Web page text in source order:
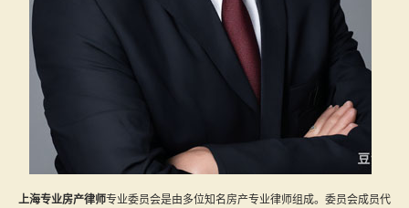
上海专业房产律师专业委员会是由多位知名房产专业律师组成。委员会成员代